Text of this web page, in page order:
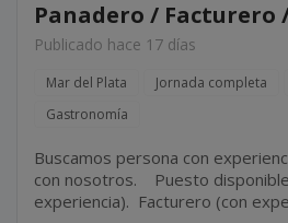
Panadero / Facturero
Publicado hace 17 días
Mar del Plata Jornada completa
Gastronomía
Buscamos persona con
con nosotros. Puesto disponibles: Panadero (con
experiencia). Facturero (con experiencia). Cocinero